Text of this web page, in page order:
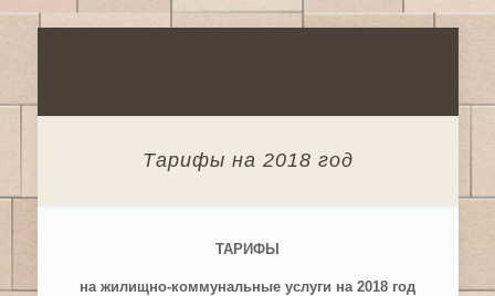
Тарифы на 2018 год
ТАРИФЫ
на жилищно-коммунальные услуги на 2018 год